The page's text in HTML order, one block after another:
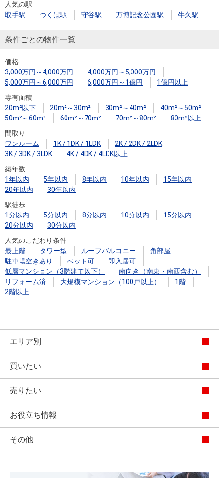
住まいと
暮らしの
税金の本
購入ガイ
ック）
人気の駅
取手駅
つくば駅 守谷駅 万博記念公園駅 牛久駅
条件ごとの物件一覧
価格
3,000万円～4,000万円
4,000万円～5,000万円
5,000万円～6,000万円
6,000万円～1億円
1億円以上
専有面積
20m²以下
20m²～30m² 30m²～40m²
40m²～50m²
50m²～60m²
60m²～70m² 70m²～80m²
80m²以上
間取り
ワンルーム
1K / 1DK / 1LDK
2K / 2DK / 2LDK
3K / 3DK / 3LDK
4K / 4DK / 4LDK以上
築年数
1年以内
5年以内 8年以内 10年以内
15年以内
20年以内
30年以内
駅徒歩
1分以内
5分以内 8分以内 10分以内
15分以内
20分以内
30分以内
人気のこだわり条件
最上階
タワー型 ルーフバルコニー
角部屋
駐車場空きあり
ペット可
即入居可
低層マンション（3階建て以下）
南向き（南東・南西含む）
リフォーム済
大規模マンション（100戸以上）
1階
2階以上
エリア別
買いたい
売りたい
お役立ち情報
その他